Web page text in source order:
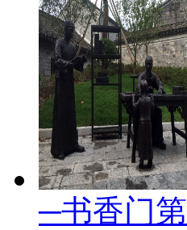
─书香门第